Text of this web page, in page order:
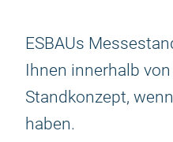
ESBAUs
Ihnen innerhalb
Standkonzept,
haben.